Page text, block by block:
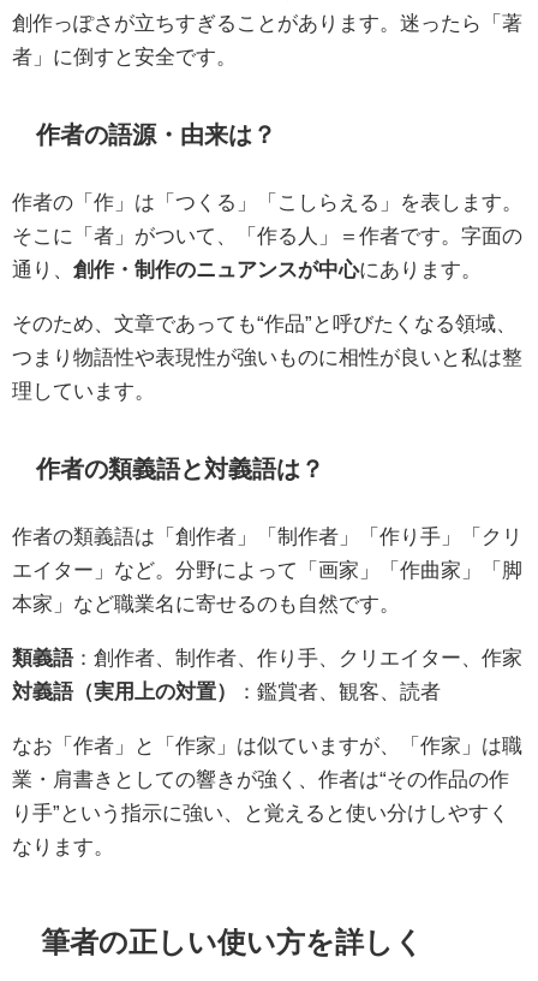
創作っぽさが立ちすぎることがあります。迷ったら「著
者」に倒すと安全です。
作者の語源・由来は？
作者の「作」は「つくる」「こしらえる」を表します。
そこに「者」がついて、「作る人」＝作者です。字面の
通り、 創作・制作のニュアンスが中心にあります。
そのため、文章であっても“作品”と呼びたくなる領域、
つまり物語性や表現性が強いものに相性が良いと私は整
理しています。
作者の類義語と対義語は？
作者の類義語は「創作者」「制作者」「作り手」「クリ
エイター」など。分野によって「画家」「作曲家」「脚
本家」など職業名に寄せるのも自然です。
類義語：創作者、制作者、作り手、クリエイター、作家
対義語（実用上の対置）
：鑑賞者、観客、読者
なお「作者」と「作家」は似ていますが、「作家」は職
業・肩書きとしての響きが強く、作者は“その作品の作
り手”という指示に強い、と覚えると使い分けしやすく
なります。
筆者の正しい使い方を詳しく